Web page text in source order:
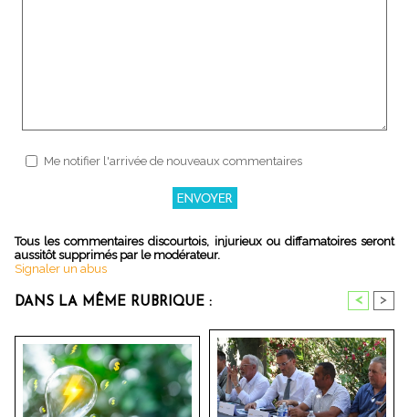
Me notifier l'arrivée de nouveaux commentaires
Tous les commentaires discourtois, injurieux ou diffamatoires seront
aussitôt supprimés par le modérateur.
Signaler un abus
DANS LA MÊME RUBRIQUE : < >